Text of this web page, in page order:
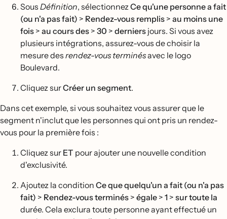
Sous Définition, sélectionnez Ce qu'une personne a fait
(ou n'a pas fait) > Rendez-vous remplis > au moins une
fois > au cours des > 30 > derniers jours. Si vous avez
plusieurs intégrations, assurez-vous de choisir la
mesure des rendez-vous terminésavec le logo
Boulevard.
Cliquez surCréer un segment.
Dans cet exemple, si vous souhaitez vous assurer que le
segment n'inclut que les personnes qui ont pris un rendez-
vous pour la première fois :
Cliquez sur ET pour ajouter une nouvelle condition
d'exclusivité.
Ajoutez la condition Ce que quelqu'un a fait (ou n'a pas
fait) > Rendez-vous terminés > égale > 1 > sur toute la
durée. Cela exclura toute personne ayant effectué un